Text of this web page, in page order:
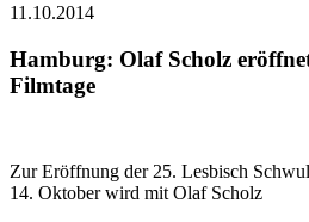
11.10.2014
Hamburg: Olaf Scholz
Filmtage
Zur Eröffnung der 25. Lesbisch
14. Oktober wird mit Olaf Scholz